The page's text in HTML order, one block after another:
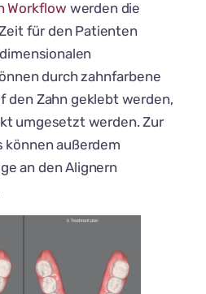
Workflow werden die
für den Patienten
durch zahnfarbene
den Zahn geklebt werden,
umgesetzt werden. Zur
können außerdem
an den Alignern